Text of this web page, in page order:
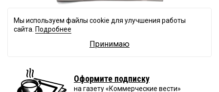
Оформите подписку
на газету «Коммерческие вести»
Мы используем файлы cookie для улучшения работы
сайта. Подробнее
Принимаю